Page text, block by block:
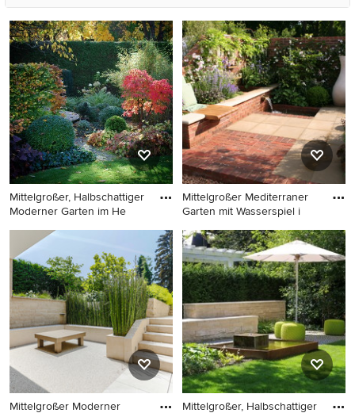
Almbacken Trädgårdsdesign. Sehen Sie sich Fotos in
vielen verschiedenen Farben und Stilen an – wenn Sie
ein Garten-Design entdeckt haben, das Sie inspiriert,
speichern Sie das Foto in einem Ideenbuch oder
kontaktieren Sie den Experten, dessen Mittelgroße
Design-Ideen Sie sich auch für Ihr Zuhause vorstellen
können. Entdecken Sie in unserer Fotogalerie schöne
Garten-Ideen und finden Sie heraus, warum Houzz die
beste Erfahrung bietet, wenn es um die Renovierung
oder das Einrichten von Haus und Wohnung geht.
Mittelgroßer, Halbschattiger
Moderner Garten im He
Mittelgroßer, Halbschattiger
Moderner Garten im Herbst,
hinter dem Haus mit
Natursteinplatten in Malmö
Mittelgroßer Mediterraner
Garten mit Wasserspiel i
Mittelgroßer Mediterraner
Garten mit Wasserspiel in
Hamburg
Mittelgroßer Moderner
Mittelgroßer, Halbschattiger